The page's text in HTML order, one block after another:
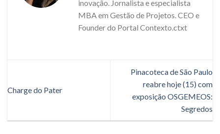
inovação. Jornalista e especialista
MBA em Gestão de Projetos. CEO e
Founder do Portal Contexto.ctxt
Charge do Pater
Pinacoteca de São Paulo
reabre hoje (15) com
exposição OSGEMEOS:
Segredos